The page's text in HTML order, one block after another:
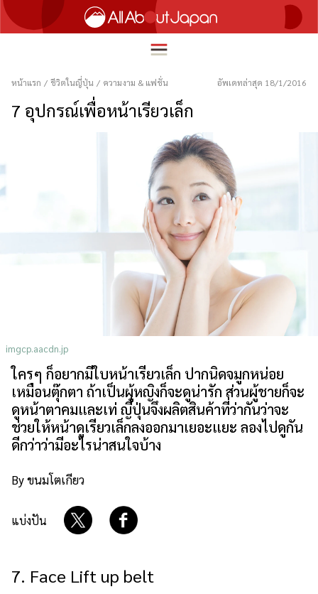
ภาษาไทย
เกี่ยวกับเรา
หน้าแรก / ชีวิตในญี่ปุ่น / ความงาม & แฟชั่น อัพเดทล่าสุด 18/1/2016
7 อุปกรณ์เพื่อหน้าเรียวเล็ก
imgcp.aacdn.jp
ใครๆ ก็อยากมีใบหน้าเรียวเล็ก ปากนิดจมูกหน่อย
เหมือนตุ๊กตา ถ้าเป็นผู้หญิงก็จะดูน่ารัก ส่วนผู้ชายก็จะ
ดูหน้าตาคมและเท่ ญี่ปุ่นจึงผลิตสินค้าที่ว่ากันว่าจะ
ช่วยให้หน้าดูเรียวเล็กลงออกมาเยอะแยะ ลองไปดูกัน
ดีกว่าว่ามีอะไรน่าสนใจบ้าง
By ขนมโตเกียว
แบ่งปัน
7. Face Lift up belt